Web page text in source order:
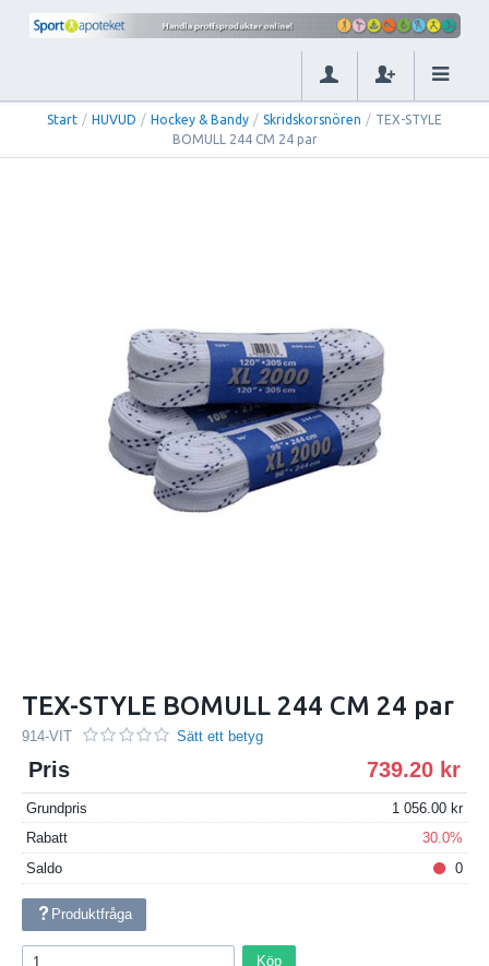
Start / HUVUD / Hockey & Bandy / Skridskorsnören / TEX-STYLE
BOMULL 244 CM 24 par
TEX-STYLE BOMULL 244 CM 24 par
914-VIT Sätt ett betyg
Pris 739.20
Grundpris
1 056.00
Rabatt
30.0%
Saldo
0
Produktfråga
Köp